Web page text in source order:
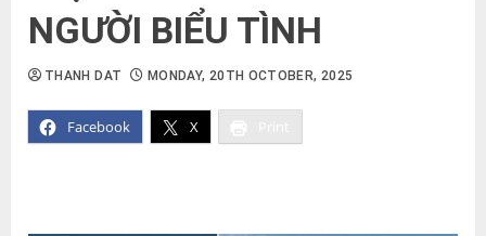
NGƯỜI BIỂU TÌNH
Facebook X
THANH DAT MONDAY, 20TH OCTOBER, 2025